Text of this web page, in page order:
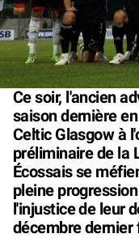
Ce soir, l'ancien
saison dernière
Celtic Glasgow à
préliminaire de la
Écossais se
pleine
l'injustice de leur
décembre dernier